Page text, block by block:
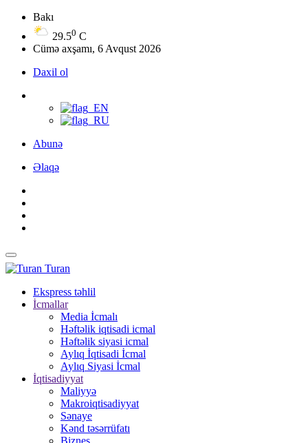
Bakı
29.50 C
Cümə axşamı, 6 Avqust 2026
Daxil ol
Abunə
Əlaqə
Turan
Ekspress təhlil
İcmallar
Media İcmalı
Həftəlik iqtisadi icmal
Həftəlik siyasi icmal
Aylıq İqtisadi İcmal
Aylıq Siyasi İcmal
İqtisadiyyat
Maliyyə
Makroiqtisadiyyat
Sənaye
Kənd təsərrüfatı
Biznes